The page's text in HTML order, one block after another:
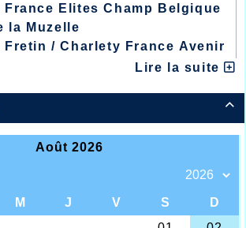
France Elites Champ Belgique
la Muzelle
Fretin / Charlety France Avenir
Lyon / Meeting Abeilles /
Lire la suite
